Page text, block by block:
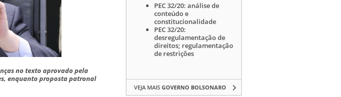
no texto aprovado pela
enquanto proposta patronal
PEC 32/20: análise de
conteúdo e
constitucionalidade
PEC 32/20:
desregulamentação de
direitos; regulamentação
de restrições
VEJA MAIS GOVERNO BOLSONARO